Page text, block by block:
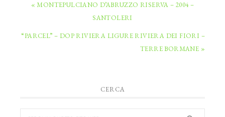
« MONTEPULCIANO D’ABRUZZO RISERVA – 2004 –
SANTOLERI
“PARCEL” – DOP RIVIERA LIGURE RIVIERA DEI FIORI –
TERRE BORMANE »
CERCA